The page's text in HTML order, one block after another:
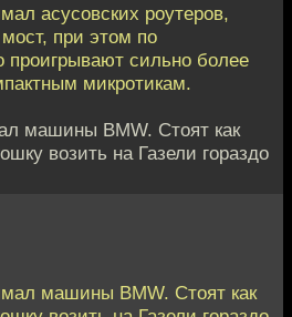
асусовских роутеров,
при этом по
проигрывают сильно более
микротикам.
машины BMW. Стоят как
возить на Газели гораздо
машины BMW. Стоят как